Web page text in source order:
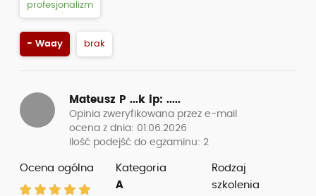
profesjonalizm
- Wady brak
Mateusz P ...k ip: .....
Opinia zweryfikowana przez e-mail
ocena z dnia: 01.06.2026
Ilość podejść do egzaminu: 2
Ocena ogólna
Kategoria
A
Rodzaj
szkolenia